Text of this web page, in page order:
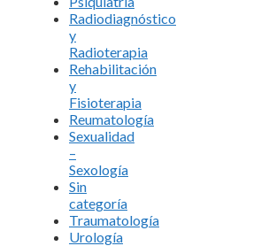
Radiodiagnóstico
y
Radioterapia
Rehabilitación
y
Fisioterapia
Reumatología
Sexualidad
–
Sexología
Sin
categoría
Traumatología
Urología